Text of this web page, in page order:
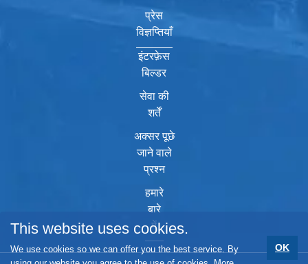
प्रेस
विज्ञप्तियाँ
इंटरफ़ेस
बिल्डर
सेवा की
शर्तें
अक्सर पूछे
जाने वाले
प्रश्न
हमारे
बारे
में
This website uses cookies.
We use cookies so we can offer you the best service. By
OK